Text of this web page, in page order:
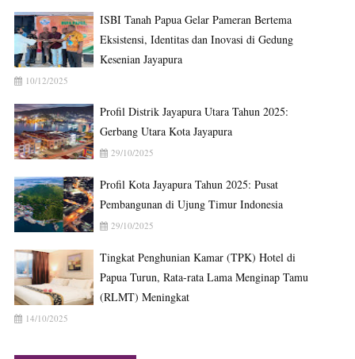
ISBI Tanah Papua Gelar Pameran Bertema
Eksistensi, Identitas dan Inovasi di Gedung
Kesenian Jayapura
10/12/2025
Profil Distrik Jayapura Utara Tahun 2025:
Gerbang Utara Kota Jayapura
29/10/2025
Profil Kota Jayapura Tahun 2025: Pusat
Pembangunan di Ujung Timur Indonesia
29/10/2025
Tingkat Penghunian Kamar (TPK) Hotel di
Papua Turun, Rata-rata Lama Menginap Tamu
(RLMT) Meningkat
14/10/2025